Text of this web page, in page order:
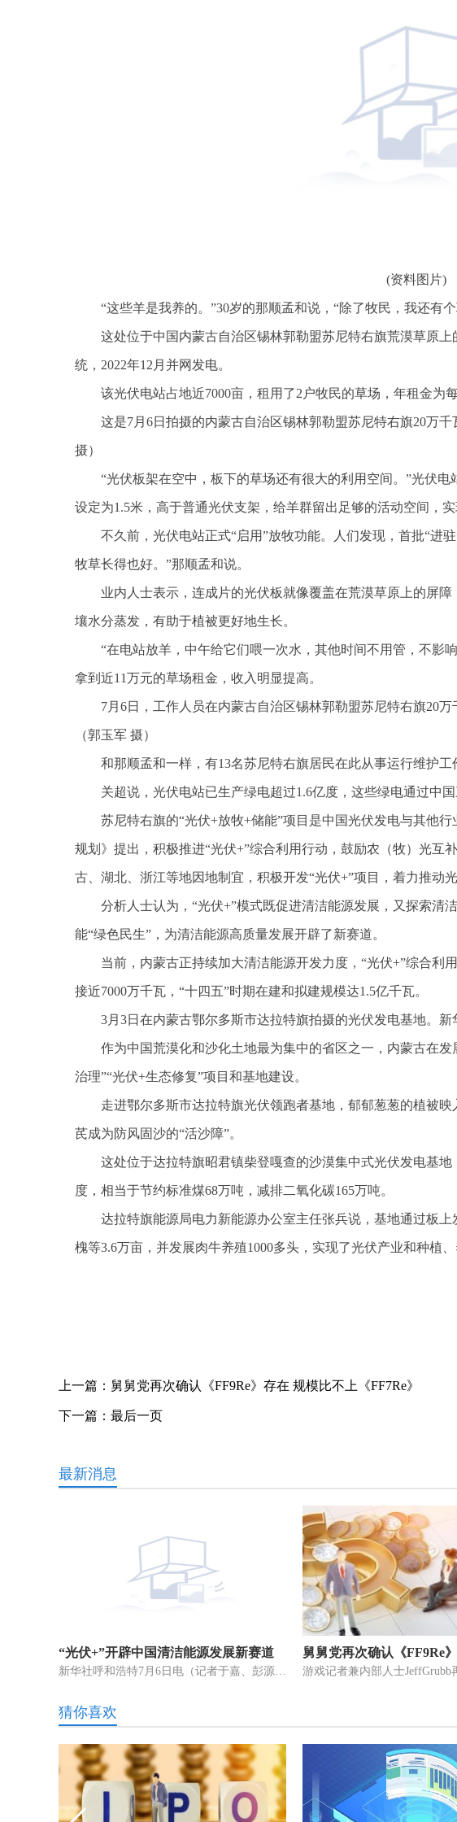
(资料图片)
“这些羊是我养的。”30岁的那顺孟和说，“除了牧民，我还有
这处位于中国内蒙古自治区锡林郭勒盟苏尼特右旗荒漠草原
统，2022年12月并网发电。
该光伏电站占地近7000亩，租用了2户牧民的草场，年租金为
这是7月6日拍摄的内蒙古自治区锡林郭勒盟苏尼特右旗20万
摄）
“光伏板架在空中，板下的草场还有很大的利用空间。”光伏
设定为1.5米，高于普通光伏支架，给羊群留出足够的活动空间，
不久前，光伏电站正式“启用”放牧功能。人们发现，首批“进
牧草长得也好。”那顺孟和说。
业内人士表示，连成片的光伏板就像覆盖在荒漠草原上的屏
壤水分蒸发，有助于植被更好地生长。
“在电站放羊，中午给它们喂一次水，其他时间不用管，不影
拿到近11万元的草场租金，收入明显提高。
7月6日，工作人员在内蒙古自治区锡林郭勒盟苏尼特右旗20
（郭玉军 摄）
和那顺孟和一样，有13名苏尼特右旗居民在此从事运行维护工
关超说，光伏电站已生产绿电超过1.6亿度，这些绿电通过中
苏尼特右旗的“光伏+放牧+储能”项目是中国光伏发电与其他
规划》提出，积极推进“光伏+”综合利用行动，鼓励农（牧）光互
古、湖北、浙江等地因地制宜，积极开发“光伏+”项目，着力推动
分析人士认为，“光伏+”模式既促进清洁能源发展，又探索清
能“绿色民生”，为清洁能源高质量发展开辟了新赛道。
当前，内蒙古正持续加大清洁能源开发力度，“光伏+”综合利
接近7000万千瓦，“十四五”时期在建和拟建规模达1.5亿千瓦。
3月3日在内蒙古鄂尔多斯市达拉特旗拍摄的光伏发电基地。新
作为中国荒漠化和沙化土地最为集中的省区之一，内蒙古在
治理”“光伏+生态修复”项目和基地建设。
走进鄂尔多斯市达拉特旗光伏领跑者基地，郁郁葱葱的植被
芪成为防风固沙的“活沙障”。
这处位于达拉特旗昭君镇柴登嘎查的沙漠集中式光伏发电基
度，相当于节约标准煤68万吨，减排二氧化碳165万吨。
达拉特旗能源局电力新能源办公室主任张兵说，基地通过板
槐等3.6万亩，并发展肉牛养殖1000多头，实现了光伏产业和种植、
上一篇： 舅舅党再次确认《FF9Re》存在 规模比不上《FF7Re》
下一篇： 最后一页
最新消息
“光伏+”开辟中国清洁能源发展新赛道
猜你喜欢